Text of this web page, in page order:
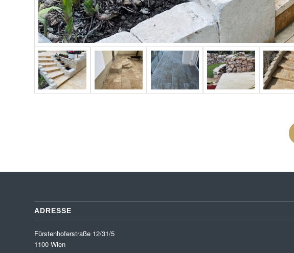
ADRESSE
Fürstenhoferstraße 12/31/5
1100 Wien